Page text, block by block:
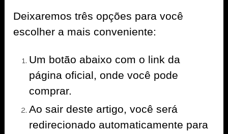
Deixaremos três opções para você
escolher a mais conveniente:
Um botão abaixo com o link da
página oficial, onde você pode
comprar.
Ao sair deste artigo, você será
redirecionado automaticamente para